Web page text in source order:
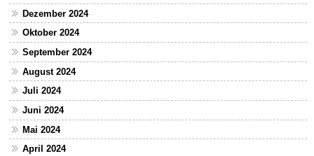
Dezember 2024
Oktober 2024
September 2024
August 2024
Juli 2024
Juni 2024
Mai 2024
April 2024